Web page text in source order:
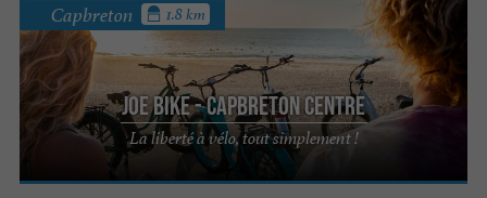
JOE BIKE - Capbreton centre
La liberté à vélo, tout simplement !
Capbreton 1.8 km